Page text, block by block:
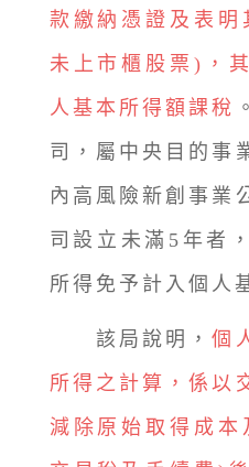
款繳納憑證及表
未上市櫃股票)，
人基本所得額課稅
司，屬中央目的事
內高風險新創事業
司設立未滿5年者
所得免予計入個人
該局說明，個
所得之計算，係以
減除原始取得成